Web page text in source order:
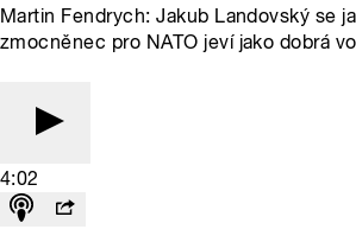
Martin Fendrych: Jakub Landovský se
zmocněnec pro NATO jeví jako dobrá
4:02